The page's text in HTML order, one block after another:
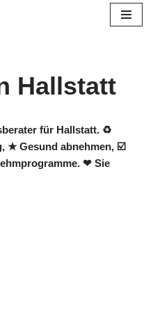
Hallstatt
für Hallstatt. ♻
★ Gesund abnehmen, ☑️
❤ Sie